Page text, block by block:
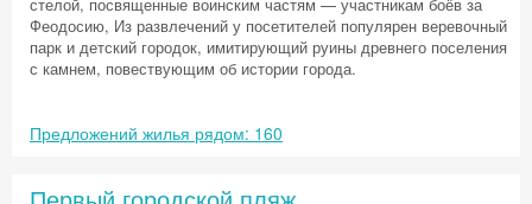
Феодосию, Из развлечений у посетителей популярен веревочный
парк и детский городок, имитирующий руины древнего поселения
с камнем, повествующим об истории города.
Предложений жилья рядом: 160